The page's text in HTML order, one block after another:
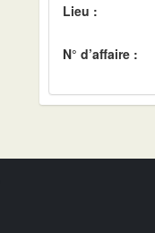
Lieu :
N° d’affaire :